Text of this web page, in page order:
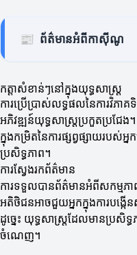
📰 ព័ត៌មានអំពីកាស៊ីណូ
កត្តាសំខាន់ៗនៅក្នុងយុទ្ធសាស្ត្រ
ការប្រើប្រាស់លទ្ធផលនៃការវិភ
អភិវឌ្ឍន៍យុទ្ធសាស្ត្រប្រកួតប្រជែ
ក្នុងកម្រិតនៃការផ្សព្វផ្សាយរបស់អ្
ប្រសិទ្ធភាព។
ការស្វែងរកព័ត៌មាន
ការទទួលបានព័ត៌មានអំពីសកម្មភា
អតិថិជនអាចជួយអ្នកក្នុងការបង្កើ
ដូច្នេះ យុទ្ធសាស្ត្រដែលមានប្រសិទ្
ចំណេញ។